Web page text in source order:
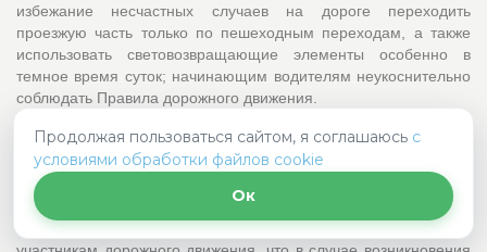
избежание несчастных случаев на дороге переходить
проезжую часть только по пешеходным переходам, а также
использовать световозвращающие элементы особенно в
темное время суток; начинающим водителям неукоснительно
соблюдать Правила дорожного движения.
Особое внимание всем участникам дорожного движения
необходимо обратить на управление автомобилем в условиях
недостаточной видимости, в темное время суток, а также во
время туманов, снегопадов, гололедицы.
Госавтоинспекция Калужской области напоминает всем
Продолжая пользоваться сайтом, я соглашаюсь с
условиями обработки файлов cookie
Ок